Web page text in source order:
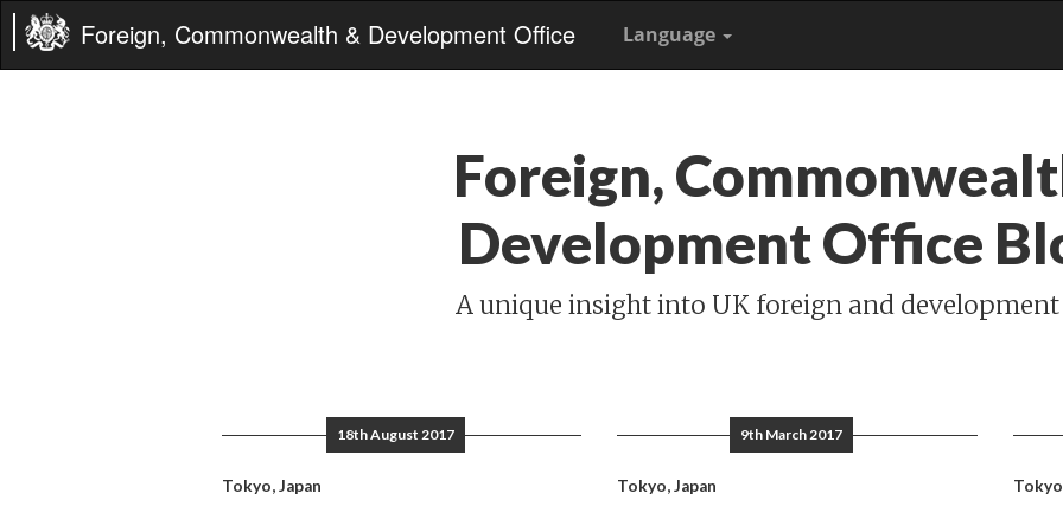
Foreign, Commonwealth & Development Office Language
Foreign,
Development Office
A unique insight into UK foreign and
18th August 2017
Tokyo, Japan
9th March 2017
Tokyo, Japan